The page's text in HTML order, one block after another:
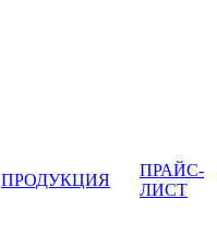
ПРОДУКЦИЯ
ПРАЙС-
ЛИСТ